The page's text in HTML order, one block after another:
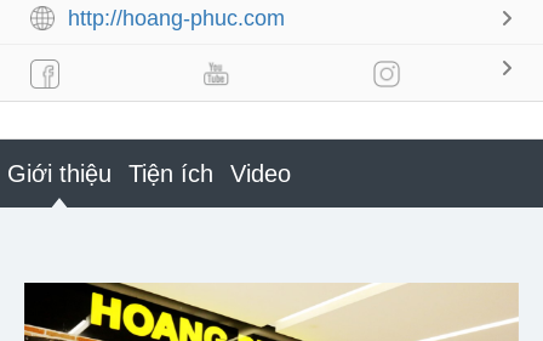
http://hoang-phuc.com
Giới thiệu Tiện ích Video